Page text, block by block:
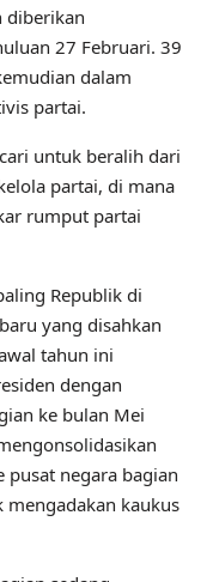
diberikan
27 Februari. 39
dalam
partai.
untuk beralih dari
partai, di mana
rumput partai
Republik di
yang disahkan
tahun ini
dengan
ke bulan Mei
pusat negara bagian
kaukus